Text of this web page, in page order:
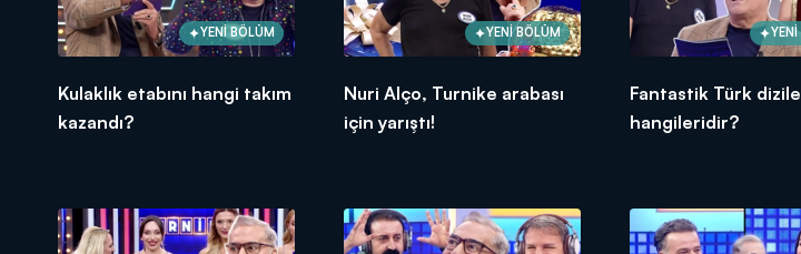
YENİ BÖLÜM
Kulaklık etabını hangi takım
kazandı?
YENİ BÖLÜM
Nuri Alço, Turnike arabası
için yarıştı!
Fantastik Türk
hangileridir?